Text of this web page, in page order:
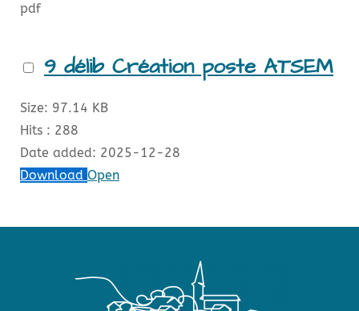
pdf
9 délib Création poste ATSEM
Size: 97.14 KB
Hits : 288
Date added: 2025-12-28
Download Open